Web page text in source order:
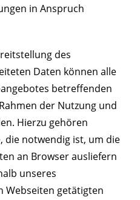
in Anspruch
des
Daten können alle
betreffenden
der Nutzung und
Hierzu gehören
die notwendig ist, um die
an Browser ausliefern
unseres
Webseiten getätigten